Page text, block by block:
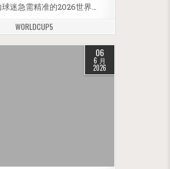
迷急需精准的2026世界…
WORLDCUP5
06
6 月
2026